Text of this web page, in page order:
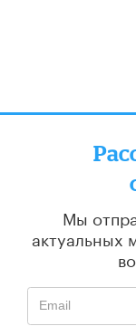
Мы
актуальных